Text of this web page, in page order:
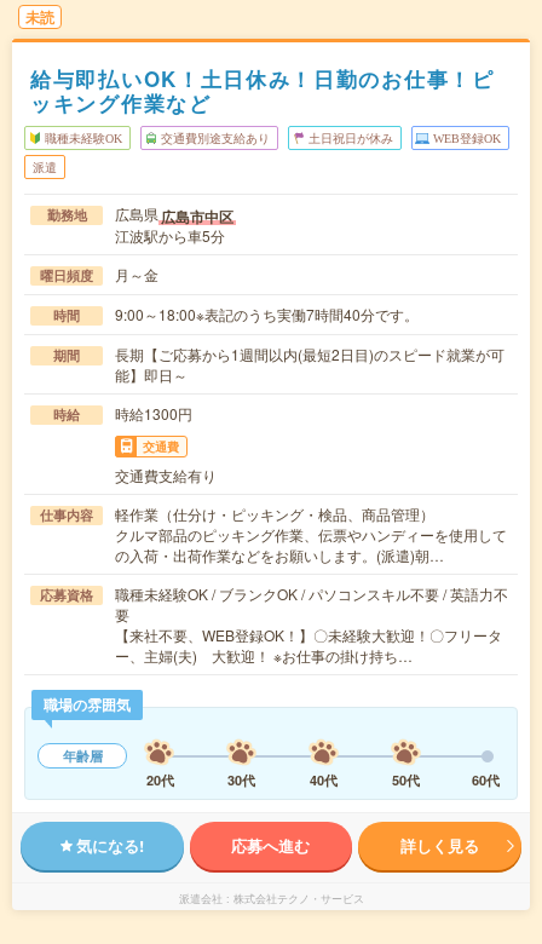
未読
給与即払いOK！土日休み！日勤のお仕事！ピ
ッキング作業など
職種未経験OK 交通費別途支給あり 土日祝日が休み WEB登録OK
派遣
勤務地 広島県広島市中区
江波駅から車5分
曜日頻度 月～金
時間 9:00～18:00※表記のうち実働7時間40分です。
期間
長期【ご応募から1週間以内(最短2日目)のスピード就業が可
能】即日～
時給 時給1300円
交通費
交通費支給有り
仕事内容
軽作業（仕分け・ピッキング・検品、商品管理）
クルマ部品のピッキング作業、伝票やハンディーを使用して
の入荷・出荷作業などをお願いします。(派遣)朝…
応募資格
職種未経験OK / ブランクOK / パソコンスキル不要 / 英語力不
要
【来社不要、WEB登録OK！】〇未経験大歓迎！〇フリータ
ー、主婦(夫) 大歓迎！ ※お仕事の掛け持ち…
職場の雰囲気
年齢層
20代
30代 40代 50代 60代
気になる! 応募へ進む 詳しく見る
派遣会社 株式会社テクノ・サービス